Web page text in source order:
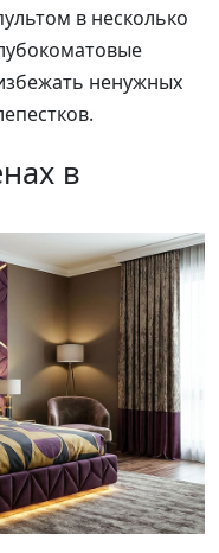
в несколько
ненужных
в